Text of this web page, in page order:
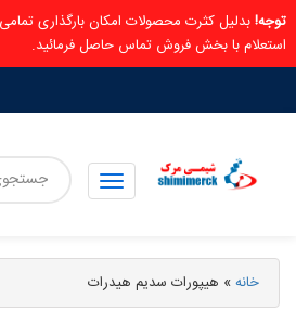
توجه!بدلیل کثرت محصولات امکان بارگذاری تمامی
استعلام با بخش فروش تماس حاصل فرمائید.
خانه» هیپورات سدیم هیدرات